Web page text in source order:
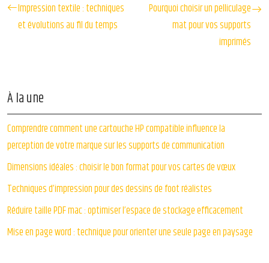
Impression textile : techniques
et évolutions au fil du temps
Pourquoi choisir un pelliculage
mat pour vos supports
imprimés
À la une
Comprendre comment une cartouche HP compatible influence la
perception de votre marque sur les supports de communication
Dimensions idéales : choisir le bon format pour vos cartes de vœux
Techniques d’impression pour des dessins de foot réalistes
Réduire taille PDF mac : optimiser l’espace de stockage efficacement
Mise en page word : technique pour orienter une seule page en paysage